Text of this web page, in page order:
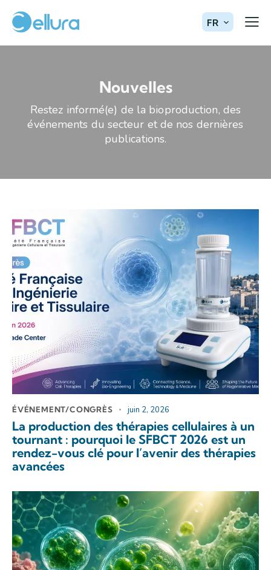
FR
Nouvelles
Restez informé(e) de la bioproduction, des
événements du secteur et de nos dernières
publications.
ÉVÉNEMENT/CONGRÈS juin 2, 2026
La production des thérapies cellulaires à un
tournant : pourquoi le SFBCT 2026 est un
rendez-vous clé pour l’avenir des thérapies
avancées